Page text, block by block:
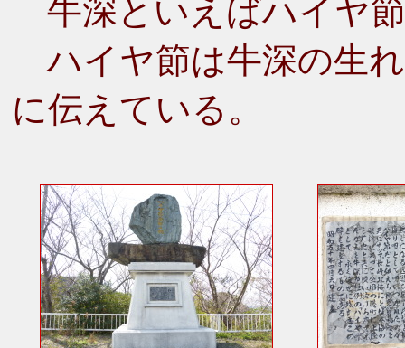
牛深といえばハイヤ
ハイヤ節は牛深の生
に伝えている。